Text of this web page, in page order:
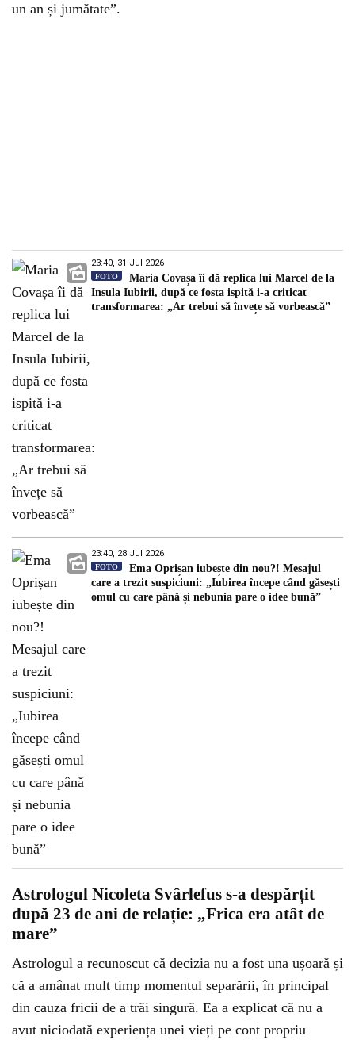
un an și jumătate”.
23:40, 31 Jul 2026
FOTO
Maria Covașa îi dă replica lui Marcel de la
Insula Iubirii, după ce fosta ispită i-a criticat
transformarea: „Ar trebui să învețe să vorbească”
23:40, 28 Jul 2026
FOTO
Ema Oprișan iubește din nou?! Mesajul
care a trezit suspiciuni: „Iubirea începe când găsești
omul cu care până și nebunia pare o idee bună”
Astrologul Nicoleta Svârlefus s-a despărțit
după 23 de ani de relație: „Frica era atât de
mare”
Astrologul a recunoscut că decizia nu a fost una ușoară și
că a amânat mult timp momentul separării, în principal
din cauza fricii de a trăi singură. Ea a explicat că nu a
avut niciodată experiența unei vieți pe cont propriu